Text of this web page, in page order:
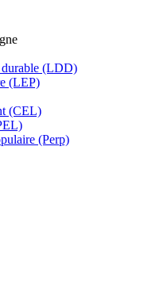
durable (LDD)
(LEP)
(CEL)
(Perp)